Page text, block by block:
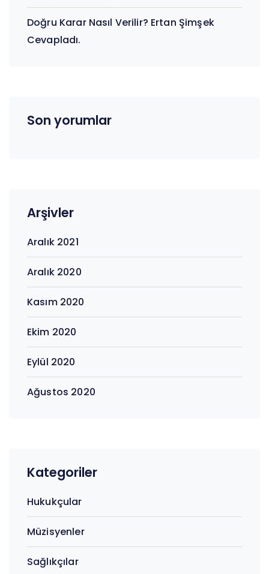
Doğru Karar Nasıl Verilir? Ertan Şimşek
Cevapladı.
Son yorumlar
Arşivler
Aralık 2021
Aralık 2020
Kasım 2020
Ekim 2020
Eylül 2020
Ağustos 2020
Kategoriler
Hukukçular
Müzisyenler
Sağlıkçılar